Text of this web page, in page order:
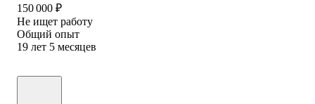
150 000 ₽
Не ищет работу
Общий опыт
19 лет 5 месяцев